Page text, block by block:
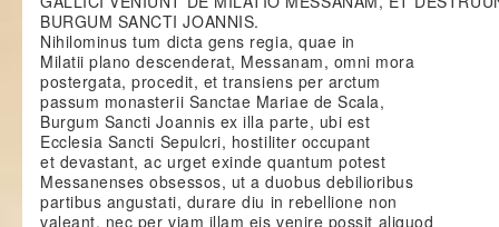
BURGUM SANCTI JOANNIS.
Nihilominus tum dicta gens regia, quae in
Milatii plano descenderat, Messanam, omni mora
postergata, procedit, et transiens per arctum
passum monasterii Sanctae Mariae de Scala,
Burgum Sancti Joannis ex illa parte, ubi est
Ecclesia Sancti Sepulcri, hostiliter occupant
et devastant, ac urget exinde quantum potest
Messanenses obsessos, ut a duobus debilioribus
partibus angustati, durare diu in rebellione non
valeant, nec per viam illam eis venire possit aliquod